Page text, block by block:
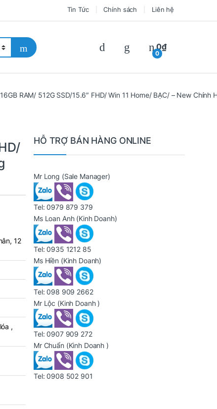
Tin Tức Chính sách Liên hệ
0
0₫
RAM/ 512G SSD/15.6″ FHD/ Win 11 Home/ BẠC/ – New Chính
12
,
HỖ TRỢ BÁN HÀNG ONLINE
Mr Long (Sale Manager)
Tel:0979 879 379
Ms Loan Anh (Kinh Doanh)
Tel:0935 1212 85
Ms Hiền (Kinh Doanh)
Tel:098 909 2662
Mr Lộc (Kinh Doanh )
Tel:0907 909 272
Mr Chuẩn (Kinh Doanh )
Tel:0908 502 901